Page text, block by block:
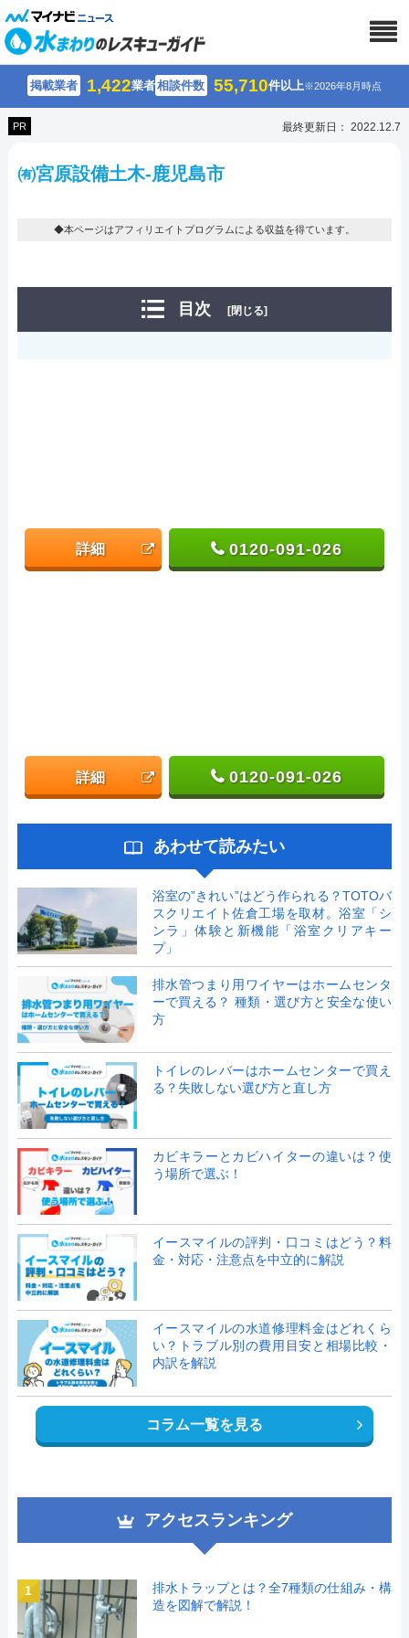
掲載業者 1,422業者相談件数 55,710件以上※2026年8月時点
PR 最終更新日： 2022.12.7
㈲宮原設備土木-鹿児島市
◆本ページはアフィリエイトプログラムによる収益を得ています。
目次 [閉じる]
詳細 0120-091-026
詳細 0120-091-026
あわせて読みたい
浴室の”きれい”はどう作られる？TOTOバ
スクリエイト佐倉工場を取材。浴室「シ
ンラ」体験と新機能「浴室クリアキー
プ」
排水管つまり用ワイヤーはホームセンタ
ーで買える？ 種類・選び方と安全な使い
方
トイレのレバーはホームセンターで買え
る？失敗しない選び方と直し方
カビキラーとカビハイターの違いは？使
う場所で選ぶ！
イースマイルの評判・口コミはどう？料
金・対応・注意点を中立的に解説
イースマイルの水道修理料金はどれくら
い？トラブル別の費用目安と相場比較・
内訳を解説
コラム一覧を見る
アクセスランキング
1
排水トラップとは？全7種類の仕組み・構
造を図解で解説！